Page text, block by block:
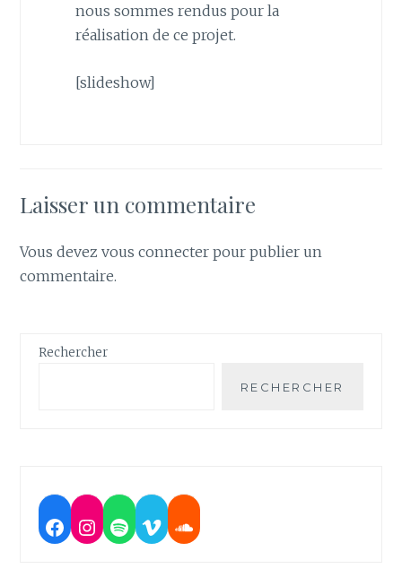
nous sommes rendus pour la
réalisation de ce projet.
[slideshow]
Laisser un commentaire
Vous devezvous connecter pour publier un
commentaire.
Rechercher
RECHERCHER
Facebook
Instagram
Spotify
VimeoSoundcloud